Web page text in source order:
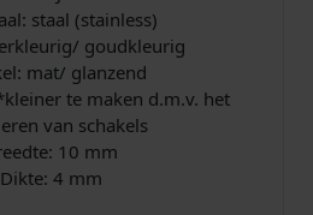
staal (stainless)
goudkleurig
mat/ glanzend
te maken d.m.v. het
van schakels
10 mm
4 mm